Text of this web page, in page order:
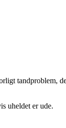
uheldet er ude.